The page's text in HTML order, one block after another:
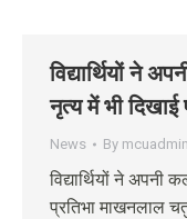
विद्यार्थियों ने
नृत्य में भी दिखाई
News By mcuadmin
विद्यार्थियों ने अपनी
प्रतिभा माखनलाल